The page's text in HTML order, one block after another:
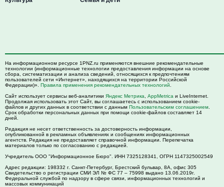
На информационном ресурсе 1PNZ.ru применяются внешние рекомендательные
технологии (информационные технологии предоставления информации на основе
сбора, систематизации и анализа сведений, относящихся к предпочтениям
пользователей сети «Интернет», находящихся на территории Российской
Федерации)». Правила применения рекомендательных технологий
Сайт использует сервисы веб-аналитики Яндекс Метрика AppMetrica и LiveInternet.
Продолжая использовать этот Сайт, вы соглашаетесь с использованием cookie-
файлов и других данных в соответствии с данным Пользовательским соглашением
Срок обработки персональных данных при помощи cookie-файлов составляет 14
дней.
Редакция не несет ответственность за достоверность информации,
опубликованной в рекламных объявлениях и сообщениях информационных
агентств. Редакция не предоставляет справочной информации. Перепечатка
материалов только по согласованию с редакцией.
Учредитель ООО "Информационное Бюро". ИНН 7325128341, ОГРН 1147325002549
Адрес редакции: 198332 г. Санкт-Петербург, Брестский бульвар, 8А, офис 305
Свидетельство о регистрации СМИ ЭЛ № ФС 77 – 75998 выдано 13.06.2019г.
Федеральной службой по надзору в сфере связи, информационных технологий и
массовых коммуникаций